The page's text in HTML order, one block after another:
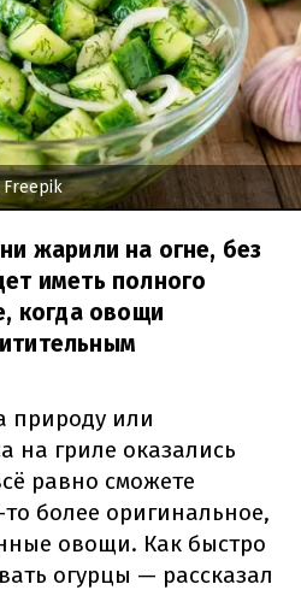
жарили на огне, без
иметь полного
когда овощи
природу или
на гриле оказались
равно сможете
более оригинальное,
овощи. Как быстро
огурцы — рассказал